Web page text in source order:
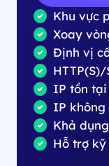
Khu vực
Xoay
Định vị
HTTP(S)/
IP tồn
IP không
Khả
Hỗ trợ